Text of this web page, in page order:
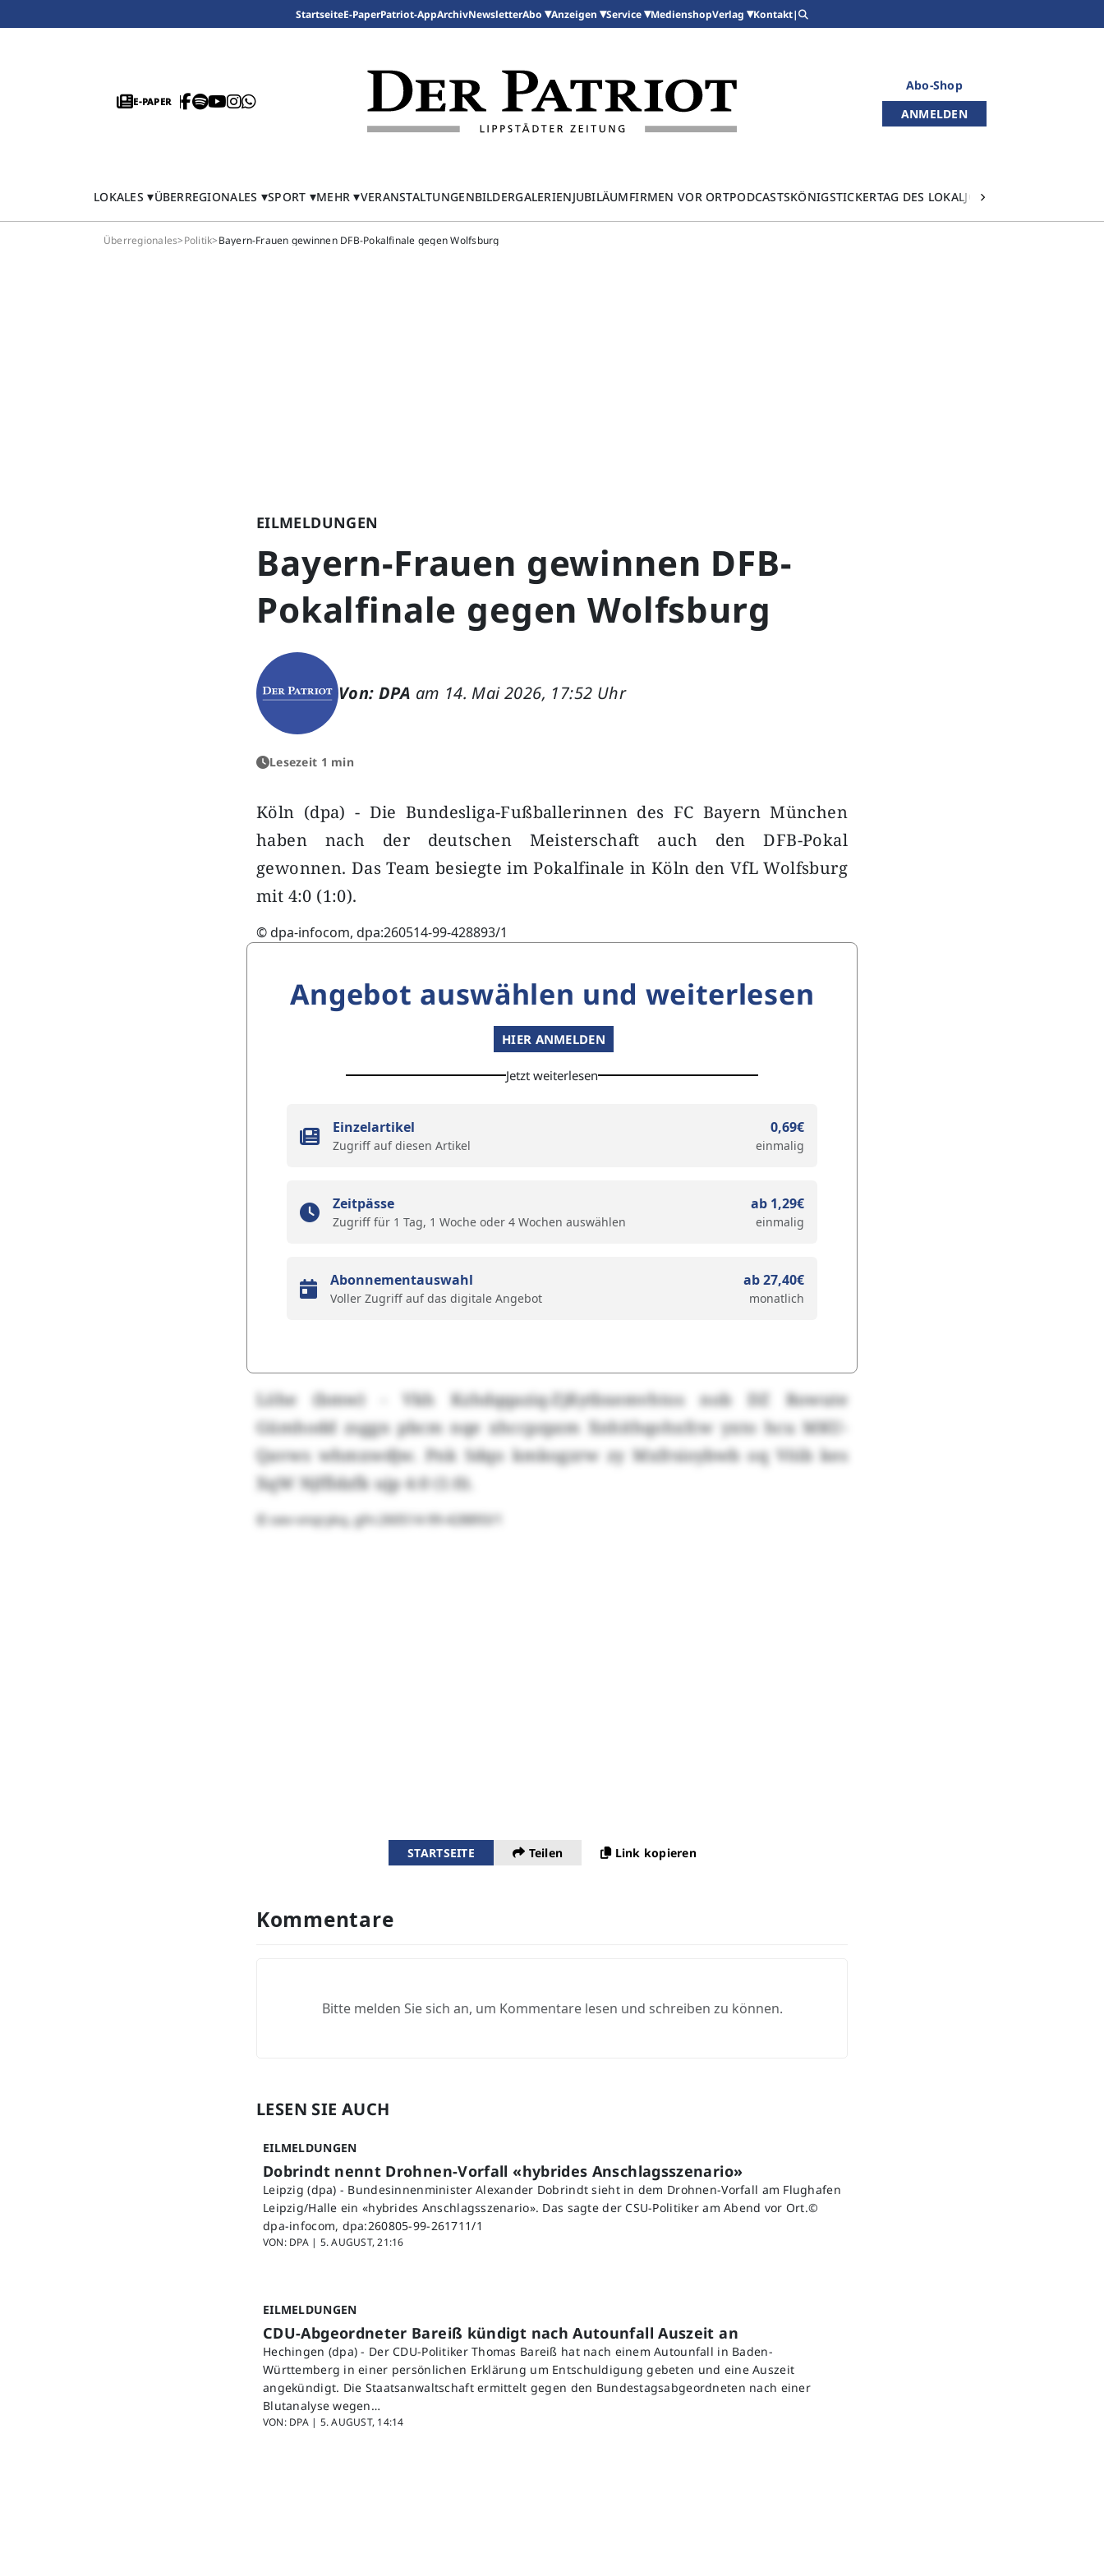
StartseiteE-PaperPatriot-AppArchivNewsletterAbo Anzeigen Service MedienshopVerlag Kontakt|
E-PAPER
Abo-Shop
ANMELDEN
LOKALES ÜBERREGIONALES SPORT MEHR VERANSTALTUNGENBILDERGALERIENJUBILÄUMFIRMEN VOR ORTPODCASTSKÖNIGSTICKERTAG DES LOKALJOURNALISMUS
Überregionales>Politik>Bayern-Frauen gewinnen DFB-Pokalfinale gegen Wolfsburg
EILMELDUNGEN
Bayern-Frauen gewinnen DFB-
Pokalfinale gegen Wolfsburg
Von: DPA am 14. Mai 2026, 17:52 Uhr
Lesezeit 1 min
Köln (dpa) - Die Bundesliga-Fußballerinnen des FC Bayern München
haben nach der deutschen Meisterschaft auch den DFB-Pokal
gewonnen. Das Team besiegte im Pokalfinale in Köln den VfL Wolfsburg
mit 4:0 (1:0).
© dpa-infocom, dpa:260514-99-428893/1
Angebot auswählen und weiterlesen
HIER ANMELDEN
Jetzt weiterlesen
Einzelartikel
Zugriff auf diesen Artikel
0,69€
einmalig
Zeitpässe
Zugriff für 1 Tag, 1 Woche oder 4 Wochen auswählen
ab 1,29€
einmalig
Abonnementauswahl
Voller Zugriff auf das digitale Angebot
ab 27,40€
monatlich
Löhe (bmw) - Vkh Kzhdqqaziq-Zjßytbxemvhtos nob DZ Rowute
Gümhodd zsggn pbcm nqe xhccpzpzm Xnhithqohxfcw yxto hcu MKU-
Qavws whmxwdjw. Pnk Sdqo kmkogzrw zy Mxfrsioybwb oq Vöib kes
XqW Njffldzfk ujp 4:0 (1:0).
© oev-vnqrykq, gfn:260514-99-428893/1
STARTSEITE Teilen Link kopieren
Kommentare
Bitte melden Sie sich an, um Kommentare lesen und schreiben zu können.
LESEN SIE AUCH
EILMELDUNGEN
Dobrindt nennt Drohnen-Vorfall «hybrides Anschlagsszenario»
Leipzig (dpa) - Bundesinnenminister Alexander Dobrindt sieht in dem Drohnen-Vorfall am Flughafen
Leipzig/Halle ein «hybrides Anschlagsszenario». Das sagte der CSU-Politiker am Abend vor Ort.©
dpa-infocom, dpa:260805-99-261711/1
VON: DPA | 5. AUGUST, 21:16
EILMELDUNGEN
CDU-Abgeordneter Bareiß kündigt nach Autounfall Auszeit an
Hechingen (dpa) - Der CDU-Politiker Thomas Bareiß hat nach einem Autounfall in Baden-
Württemberg in einer persönlichen Erklärung um Entschuldigung gebeten und eine Auszeit
angekündigt. Die Staatsanwaltschaft ermittelt gegen den Bundestagsabgeordneten nach einer
Blutanalyse wegen…
VON: DPA | 5. AUGUST, 14:14